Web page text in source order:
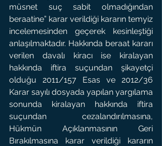
müsnet suç sabit olmadığından
beraatine” karar verildiği kararın temyiz
incelemesinden geçerek kesinleştiği
anlaşılmaktadır. Hakkında beraat kararı
verilen davalı kiracı ise kiralayan
hakkında iftira suçundan şikayetçi
olduğu 2011/157 Esas ve 2012/36
Karar sayılı dosyada yapılan yargılama
sonunda kiralayan hakkında iftira
suçundan cezalandırılmasına,
Hükmün Açıklanmasının Geri
Bırakılmasına karar verildiği kararın